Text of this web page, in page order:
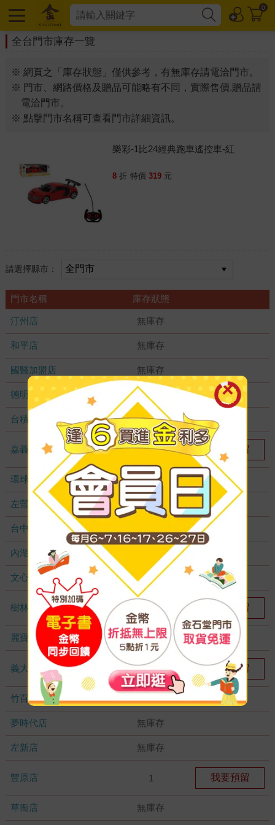
0
全台門市庫存一覽
※ 網頁之「庫存狀態」僅供參考，有無庫存請電洽門市。
※ 門市、網路價格及贈品可能略有不同，實際售價.贈品請
電洽門市。
※ 點擊門市名稱可查看門市詳細資訊。
樂彩-1比24經典跑車遙控車-紅
8 折 特價 319 元
請選擇縣市：
門市名稱 庫存狀態
汀州店 無庫存
和平店 無庫存
國醫加盟店 無庫存
德明加盟店 無庫存
台積店 無庫存
嘉義耐斯店 1 我要預留
環球店 無庫存
左營店 無庫存
台中秀泰店
內湖大潤發 無庫存
文心店 無庫存
樹林店 我要預留
麗寶店 無庫存
義大店 1 我要預留
竹百店 無庫存
夢時代店 無庫存
左新店 無庫存
豐原店 1 我要預留
草衙店 無庫存